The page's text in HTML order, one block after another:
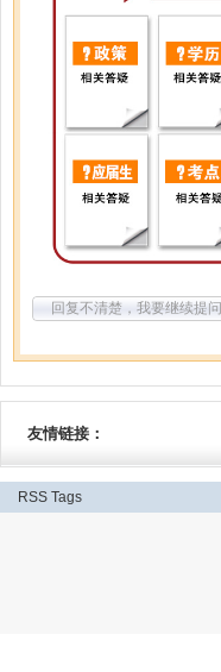
回复不清楚，我要继续提问
友情链接：
RSS Tags